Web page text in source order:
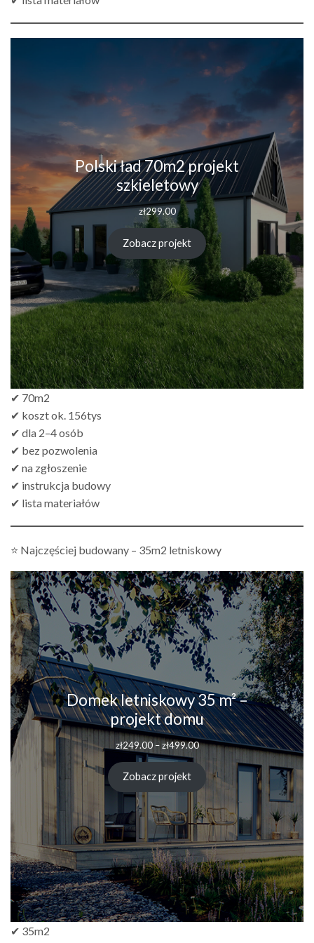
Polski ład 70m2 projekt
szkieletowy
zł299.00
Zobacz projekt
✔ 70m2
✔ koszt ok. 156tys
✔ dla 2–4 osób
✔ bez pozwolenia
✔ na zgłoszenie
✔ instrukcja budowy
✔ lista materiałów
⭐ Najczęściej budowany – 35m2 letniskowy
Domek letniskowy 35 m² –
projekt domu
zł249.00 – zł499.00Zakres
od
zł249.00
do
zł499.00
Zobacz projekt
✔ 35m2